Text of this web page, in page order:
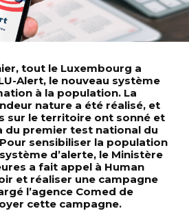
tout le Luxembourg a
Alert, le nouveau système
à la population. La
nature a été réalisé, et
sur le territoire ont sonné et
du premier test national du
sensibiliser la population
d’alerte, le Ministère
a fait appel à Human
et réaliser une campagne
l’agence Comed de
cette campagne.